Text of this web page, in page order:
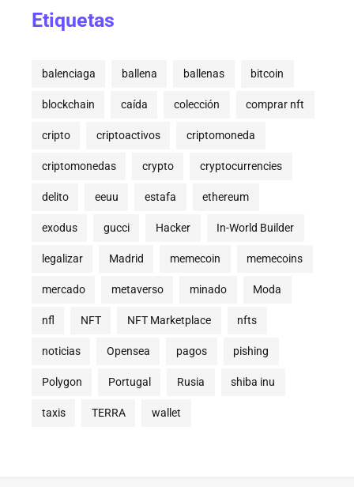
Etiquetas
balenciaga ballena ballenas bitcoin
blockchain caída colección comprar nft
cripto criptoactivos criptomoneda
criptomonedas crypto cryptocurrencies
delito eeuu estafa ethereum
exodus gucci Hacker In-World Builder
legalizar Madrid memecoin memecoins
mercado metaverso minado Moda
nfl NFT NFT Marketplace nfts
noticias Opensea pagos pishing
Polygon Portugal Rusia shiba inu
taxis TERRA wallet